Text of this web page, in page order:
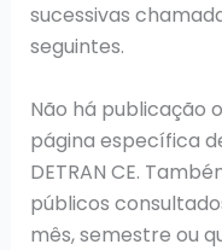
sucessivas
seguintes.
Não há publicação
página específica
DETRAN CE.
públicos
mês, semestre ou